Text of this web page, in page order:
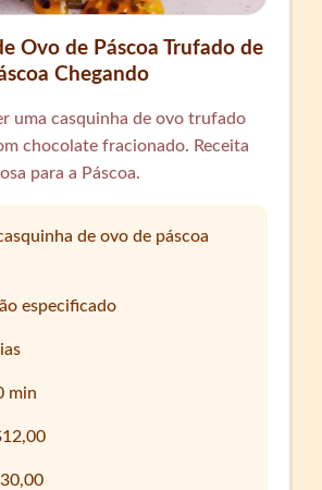
Ovo de Páscoa Trufado de
Chegando
uma casquinha de ovo trufado
chocolate fracionado. Receita
para a Páscoa.
de ovo de páscoa
especificado
min